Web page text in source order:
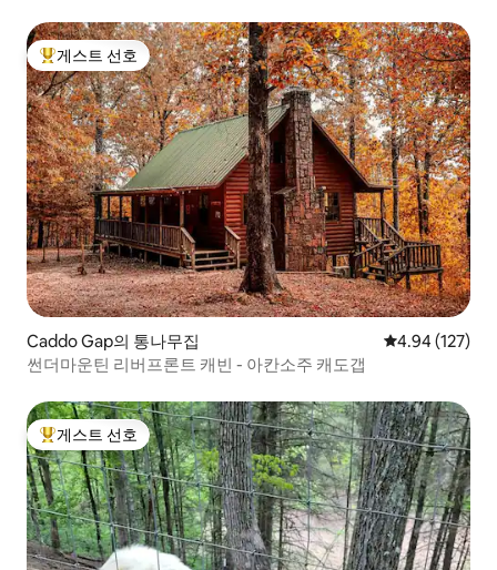
상위 게스트 선호
게스트 선호
Caddo Gap의 통나무집 평점 4.94점(5
4.94 (127)
썬더마운틴 리버프론트 캐빈 - 아칸소주 캐도갭
상위 게스트 선호
게스트 선호